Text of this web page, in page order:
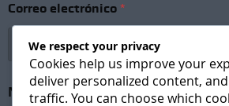
o
m
e
l
Correo electrónico *
Newsletter Subscription*
We respect your privacy
Cookies help us improve your
deliver personalized content,
traffic. You can choose which